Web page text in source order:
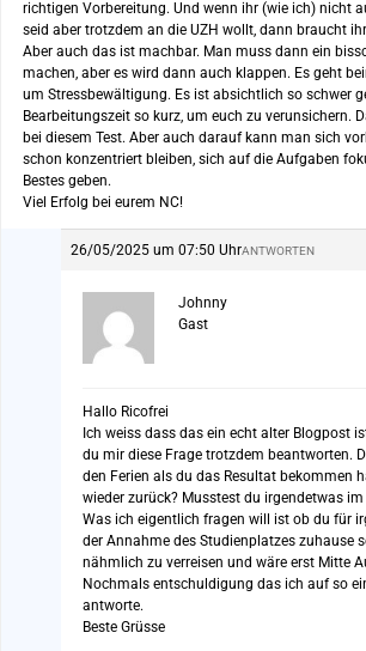
richtigen Vorbereitung. Und wenn ihr (wie ich) nicht
seid aber trotzdem an die UZH wollt, dann braucht
Aber auch das ist machbar. Man muss dann ein
machen, aber es wird dann auch klappen. Es geht
um Stressbewältigung. Es ist absichtlich so schwer
Bearbeitungszeit so kurz, um euch zu verunsichern.
bei diesem Test. Aber auch darauf kann man sich
schon konzentriert bleiben, sich auf die Aufgaben
Bestes geben.
Viel Erfolg bei eurem NC!
26/05/2025 um 07:50 UhrANTWORTEN
Johnny
Gast
Hallo Ricofrei
Ich weiss dass das ein echt alter Blogpost
du mir diese Frage trotzdem beantworten.
den Ferien als du das Resultat bekommen
wieder zurück? Musstest du irgendetwas
Was ich eigentlich fragen will ist ob du für
der Annahme des Studienplatzes zuhause
nähmlich zu verreisen und wäre erst Mitte
Nochmals entschuldigung das ich auf so
antworte.
Beste Grüsse